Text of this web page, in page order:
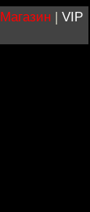
Магазин | VIP